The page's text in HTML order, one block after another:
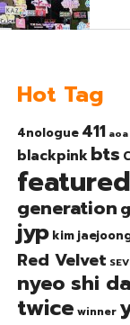
Hot Tag
4nologue 411 aoa
blackpinkbts
featured
generation
jyp kim
Red Velvet
nyeo shi
twice winner